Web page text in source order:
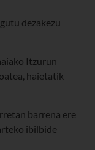
dezakezu
Itzurun
haietatik
barrena ere
ibilbide